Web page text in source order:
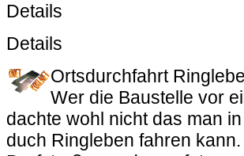
Details
Details
Ortsdurchfahrt
Wer die Baustelle vor
dachte wohl nicht das man
duch Ringleben fahren